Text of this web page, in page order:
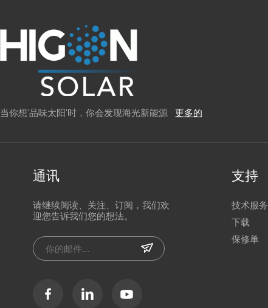
当你想'品味太阳'时，你会发现海光新能源 更多的
通讯
请继续阅读、关注、订阅，我们欢
迎您告诉我们您的想法。
支持
技术服务
下载
保修单